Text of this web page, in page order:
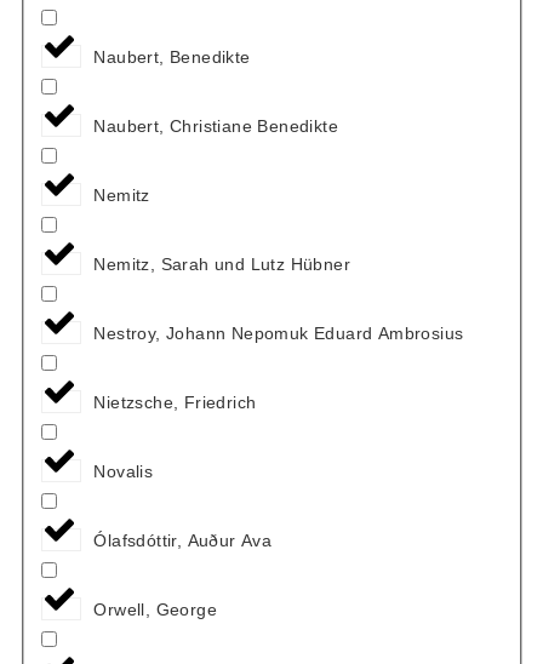
Naubert, Benedikte
Naubert, Christiane Benedikte
Nemitz
Nemitz, Sarah und Lutz Hübner
Nestroy, Johann Nepomuk Eduard Ambrosius
Nietzsche, Friedrich
Novalis
Ólafsdóttir, Auður Ava
Orwell, George